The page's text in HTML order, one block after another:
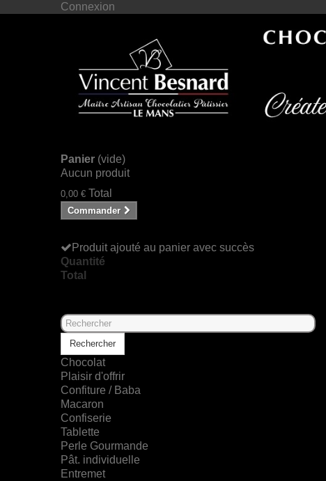
Connexion
Panier (vide)
Aucun produit
0,00 € Total
Commander
Produit ajouté au panier avec succès
Quantité
Total
Rechercher
Chocolat
Plaisir d'offrir
Confiture / Baba
Macaron
Confiserie
Tablette
Perle Gourmande
Pât. individuelle
Entremet